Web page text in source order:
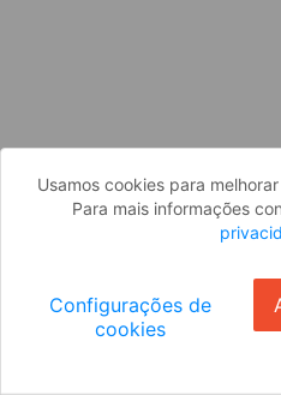
Usamos cookies para
Para mais informações
Configurações de
cookies